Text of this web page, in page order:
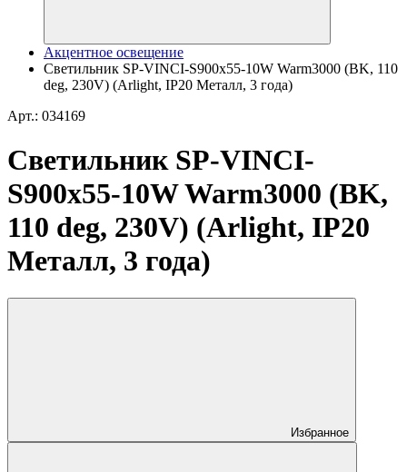
Акцентное освещение
Светильник SP-VINCI-S900x55-10W Warm3000 (BK, 110
deg, 230V) (Arlight, IP20 Металл, 3 года)
Арт.: 034169
Светильник SP-VINCI-
S900x55-10W Warm3000 (BK,
110 deg, 230V) (Arlight, IP20
Металл, 3 года)
Избранное